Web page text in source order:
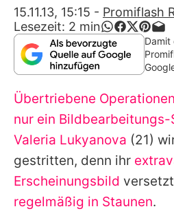
App
Team
Redaktionelle
Utiq
15.11.13, 15:15 - Promiflash
Lesezeit: 2 min
Damit
Übertriebene Operationen
nur ein Bildbearbeitungs-
Valeria Lukyanova (21)
gestritten, denn ihr
Erscheinungsbild
regelmäßig in Staunen.